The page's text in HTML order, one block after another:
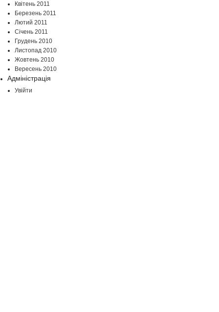
Квітень 2011
Березень 2011
Лютий 2011
Січень 2011
Грудень 2010
Листопад 2010
Жовтень 2010
Вересень 2010
Адміністрація
Увійти